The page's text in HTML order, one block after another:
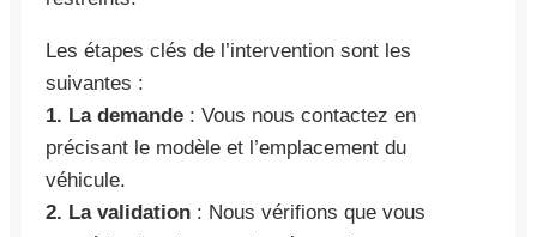
Les étapes clés de l’intervention sont les
suivantes :
1. La demande : Vous nous contactez en
précisant le modèle et l’emplacement du
véhicule.
2. La validation : Nous vérifions que vous